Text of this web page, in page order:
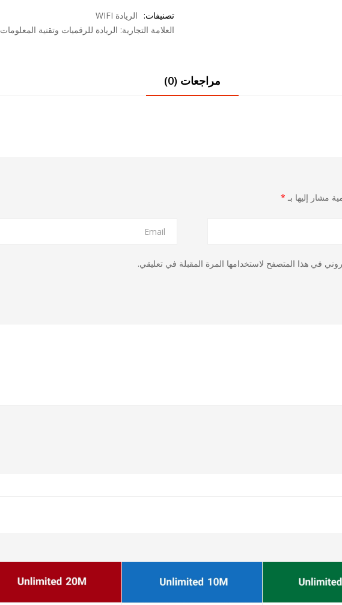
تصنيفات: الريادة WIFI
العلامة التجارية: الريادة للرقميات وتقنية المعلومات
مراجعات (0)
مشار إليها بـ *
في هذا المتصفح لاستخدامها المرة المقبلة في تعليقي.